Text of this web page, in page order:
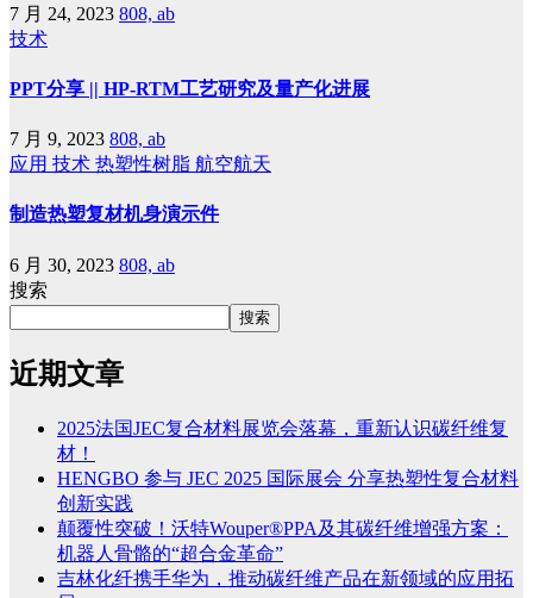
7 月 24, 2023 808, ab
技术
PPT分享 || HP-RTM工艺研究及量产化进展
7 月 9, 2023 808, ab
应用 技术 热塑性树脂 航空航天
制造热塑复材机身演示件
6 月 30, 2023 808, ab
搜索
搜索
近期文章
2025法国JEC复合材料展览会落幕，重新认识碳纤维复
材！
HENGBO 参与 JEC 2025 国际展会 分享热塑性复合材料
创新实践
颠覆性突破！沃特Wouper®PPA及其碳纤维增强方案：
机器人骨骼的“超合金革命”
吉林化纤携手华为，推动碳纤维产品在新领域的应用拓